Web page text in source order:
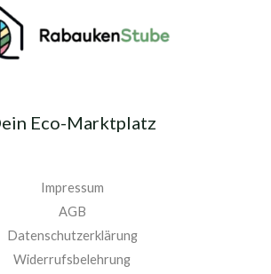
Eco-Marktplatz
Impressum
AGB
Datenschutzerklärung
Widerrufsbelehrung